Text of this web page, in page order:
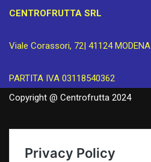
CENTROFRUTTA SRL
Viale Corassori, 72| 41124 MODENA
PARTITA IVA 03118540362
Copyright @ Centrofrutta 2024